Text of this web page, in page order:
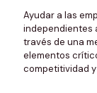
Ayudar a las
independientes
través de una
elementos
competitividad